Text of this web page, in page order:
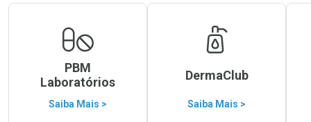
PBM
Laboratórios
Saiba Mais >
DermaClub
Saiba Mais >